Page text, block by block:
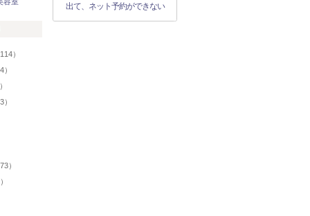
114）
）
）
73）
出て、ネット予約ができない